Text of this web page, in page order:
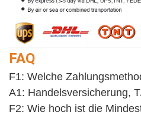
FAQ
F1: Welche
A1: Handelsversicherung,
F2: Wie hoch ist die